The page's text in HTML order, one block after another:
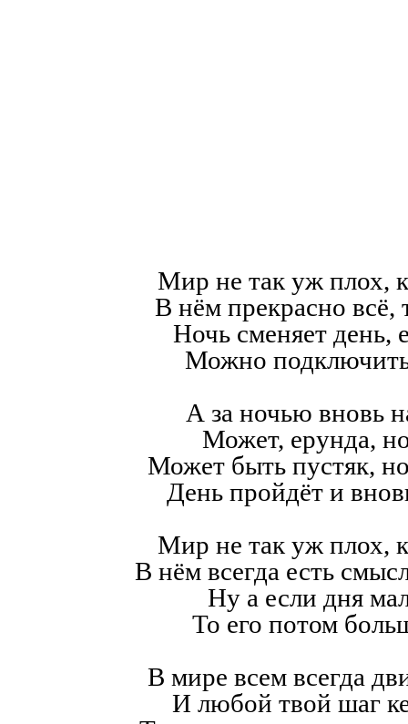
Мир не так уж плох,
В нём прекрасно всё,
Ночь сменяет день,
Можно
А за ночью вновь
Может, ерунда,
Может быть пустяк,
День пройдёт и
Мир не так уж плох,
В нём всегда есть
Ну а если дня
То его потом
В мире всем всегда
И любой твой шаг